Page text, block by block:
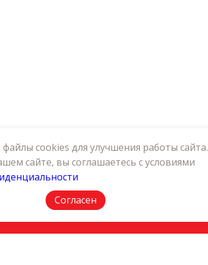
КОНФИДЕНЦИАЛЬНОСТИ
cookies для улучшения работы сайта.
сайте, вы соглашаетесь с условиями
Согласен